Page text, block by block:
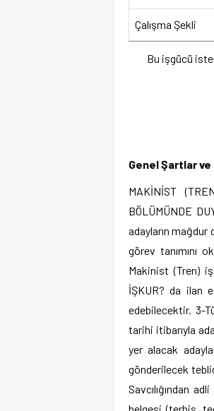
Çalışma Şekli
Bu işgücü
Genel Şartlar
MAKİNİST
BÖLÜMÜNDE
adayların
görev tanımını
Makinist (Tren)
İŞKUR? da ilan
edebilecektir. 3-
tarihi itibarıyla
yer alacak
gönderilecek
Savcılığından